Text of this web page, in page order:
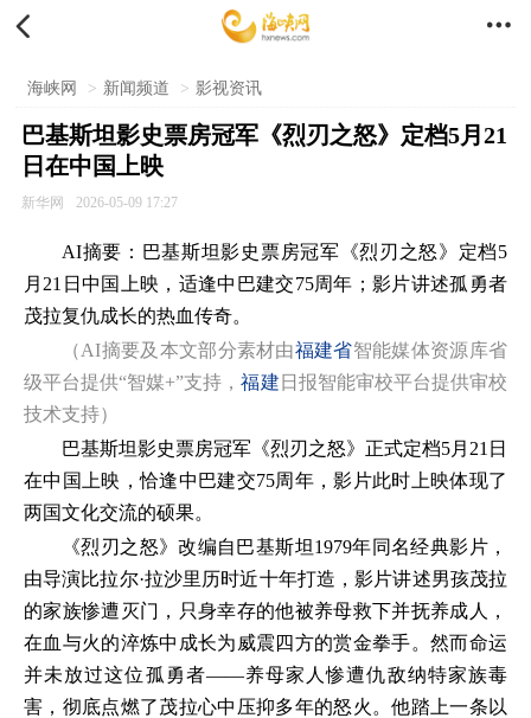
 
海峡网 > 新闻频道 > 影视资讯
巴基斯坦影史票房冠军《烈刃之怒》定档5月21
日在中国上映
新华网 2026-05-09 17:27
AI摘要：巴基斯坦影史票房冠军《烈刃之怒》定档5
月21日中国上映，适逢中巴建交75周年；影片讲述孤勇者
茂拉复仇成长的热血传奇。
（AI摘要及本文部分素材由福建省智能媒体资源库省
级平台提供“智媒+”支持，福建 日报智能审校平台提供审校
技术支持）
巴基斯坦影史票房冠军《烈刃之怒》正式定档5月21日
在中国上映，恰逢中巴建交75周年，影片此时上映体现了
两国文化交流的硕果。
《烈刃之怒》改编自巴基斯坦1979年同名经典影片，
由导演比拉尔·拉沙里历时近十年打造，影片讲述男孩茂拉
的家族惨遭灭门，只身幸存的他被养母救下并抚养成人，
在血与火的淬炼中成长为威震四方的赏金拳手。然而命运
并未放过这位孤勇者——养母家人惨遭仇敌纳特家族毒
害，彻底点燃了茂拉心中压抑多年的怒火。他踏上一条以